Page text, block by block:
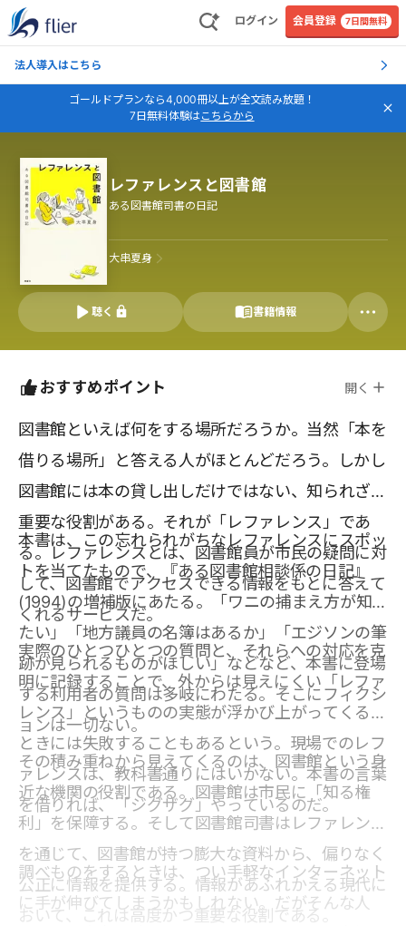
ログイン 会員登録 7日間無料
法人導入はこちら
ゴールドプランなら4,000冊以上が全文読み放題！
7日無料体験はこちらから
レファレンスと図書館
ある図書館司書の日記
大串夏身
聴く 書籍情報
おすすめポイント 開く
図書館といえば何をする場所だろうか。当然「本を
借りる場所」と答える人がほとんどだろう。しかし
図書館には本の貸し出しだけではない、知られざる
重要な役割がある。それが「レファレンス」であ
る。レファレンスとは、図書館員が市民の疑問に対
して、図書館でアクセスできる情報をもとに答えて
くれるサービスだ。
本書は、この忘れられがちなレファレンスにスポッ
トを当てたもので、『ある図書館相談係の日記』
(1994)の増補版にあたる。「ワニの捕まえ方が知り
たい」「地方議員の名簿はあるか」「エジソンの筆
跡が見られるものがほしい」などなど、本書に登場
する利用者の質問は多岐にわたる。そこにフィクシ
ョンは一切ない。
実際のひとつひとつの質問と、それらへの対応を克
明に記録することで、外からは見えにくい「レファ
レンス」というものの実態が浮かび上がってくる。
ときには失敗することもあるという。現場でのレフ
ァレンスは、教科書通りにはいかない。本書の言葉
を借りれば、「ジグザグ」やっているのだ。
その積み重ねから見えてくるのは、図書館という身
近な機関の役割である。図書館は市民に「知る権
利」を保障する。そして図書館司書はレファレンス
を通じて、図書館が持つ膨大な資料から、偏りなく
公正に情報を提供する。情報があふれかえる現代に
おいて、これは高度かつ重要な役割である。
調べものをするときは、つい手軽なインターネット
に手が伸びてしまうかもしれない。だがそんな人